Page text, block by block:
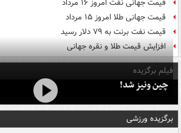
قیمت جهانی نفت امروز ۱۶ مرداد
قیمت جهانی طلا امروز ۱۵ مرداد
قیمت نفت برنت به ۷۹ دلار رسید
افزایش قیمت طلا و نقره جهانی
فیلم برگزیده
چین ونیز شد!
برگزیده ورزشی